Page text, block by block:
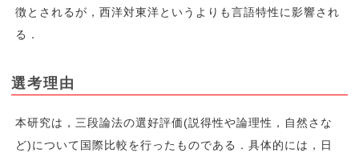
徴とされるが，西洋対東洋というよりも言語特性に影響され
る．
選考理由
本研究は，三段論法の選好評価(説得性や論理性，自然さな
ど)について国際比較を行ったものである．具体的には，日